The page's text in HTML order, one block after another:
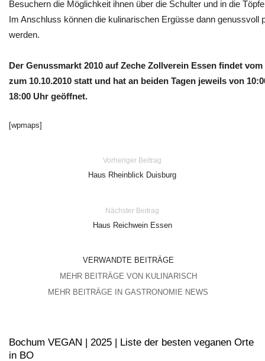
Besuchern die Möglichkeit ihnen über die Schulter und in die
Im Anschluss können die kulinarischen Ergüsse dann genussvoll
werden.
Der Genussmarkt 2010 auf Zeche Zollverein Essen findet vom
zum 10.10.2010 statt und hat an beiden Tagen jeweils von
18:00 Uhr geöffnet.
[wpmaps]
Vorheriger Beitrag
Haus Rheinblick Duisburg
Nächster Beitrag
Haus Reichwein Essen
VERWANDTE BEITRÄGE
MEHR BEITRÄGE VON KULINARISCH
MEHR BEITRÄGE IN GASTRONOMIE NEWS
Bochum VEGAN | 2025 | Liste der besten veganen Orte
in BO